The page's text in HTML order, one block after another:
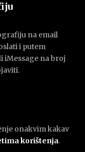
na email
i putem
iMessage na broj
onakvim kakav
korištenja.